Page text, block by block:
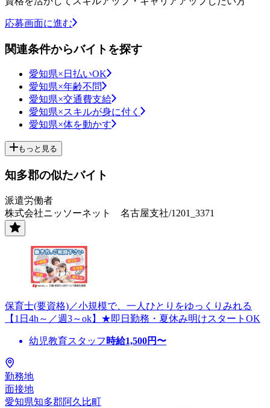
応募画面に進む
関連条件からバイトを探す
愛知県×日払いOK
愛知県×年齢不問
愛知県×交通費支給
愛知県×スキルが身に付く
愛知県×体を動かす
もっと見る
知多郡の似たバイト
派遣労働者
株式会社ニッソーネット 名古屋支社/1201_3371
保育士(要資格)／小規模で、一人ひとりをゆっくりみれる
【1日4h～／週3～ok】★即日勤務・夏休み明けスタートOK
幼児教育スタッフ 時給1,500円〜
勤務地
面接地
愛知県知多郡阿久比町